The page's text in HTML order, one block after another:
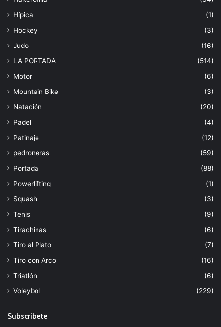
Hípica
(1)
Hockey
(3)
Judo
(16)
LA PORTADA
(514)
Motor
(6)
Mountain Bike
(3)
Natación
(20)
Padel
(4)
Patinaje
(12)
pedroneras
(59)
Portada
(88)
Powerlifting
(1)
Squash
(3)
Tenis
(9)
Tirachinas
(6)
Tiro al Plato
(7)
Tiro con Arco
(16)
Triatlón
(6)
Voleybol
(229)
Subscribete